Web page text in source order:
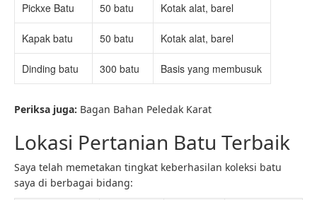
Pickxe Batu 50 batu Kotak alat, barel
Kapak batu 50 batu Kotak alat, barel
Dinding batu 300 batu Basis yang membusuk
Periksa juga: Bagan Bahan Peledak Karat
Lokasi Pertanian Batu Terbaik
Saya telah memetakan tingkat keberhasilan koleksi batu
saya di berbagai bidang: